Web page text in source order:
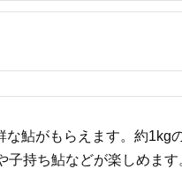
焼きウニ 無添加 おか
はんのお供 惣菜 魚介
出典
くだも
鮎がもらえます。約1kg
持ち鮎などが楽しめます